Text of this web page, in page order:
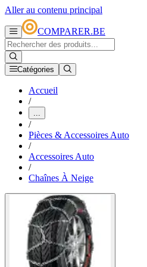
Aller au contenu principal
COMPARER.BE
Catégories
Accueil
/
...
/
Pièces & Accessoires Auto
/
Accessoires Auto
/
Chaînes À Neige